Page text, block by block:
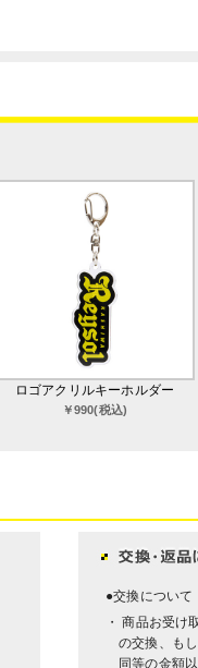
ロゴアクリルキーホルダー
￥990(税込)
●交換について
・ 商品お受け
の交換、も
同等の金額